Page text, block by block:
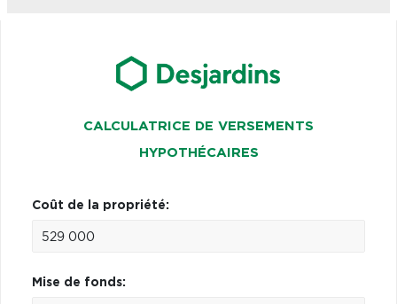
CALCULATRICE DE VERSEMENTS
HYPOTHÉCAIRES
Coût de la propriété:
Mise de fonds: